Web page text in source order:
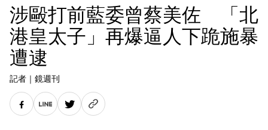
涉毆打前藍委曾蔡美佐 「北
港皇太子」再爆逼人下跪施暴
遭逮
記者 ｜ 鏡週刊